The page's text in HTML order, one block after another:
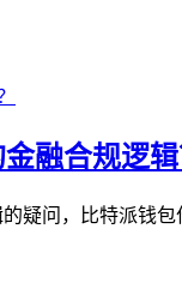
融合规逻辑
疑问，比特派钱